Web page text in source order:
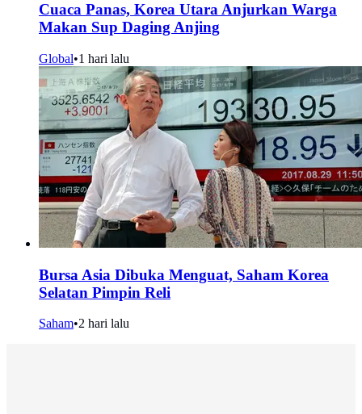
Cuaca Panas, Korea Utara Anjurkan Warga
Makan Sup Daging Anjing
Global•1 hari lalu
Bursa Asia Dibuka Menguat, Saham Korea
Selatan Pimpin Reli
Saham•2 hari lalu